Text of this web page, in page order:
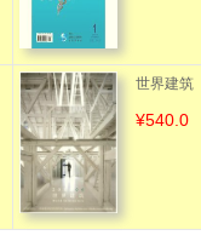
世界建筑
（含手机客
¥540.0